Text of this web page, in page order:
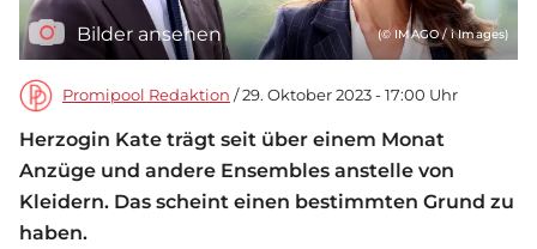
Bilder ansehen (© IMAGO / i Images)
Promipool Redaktion / 29. Oktober 2023 - 17:00 Uhr
Herzogin Kate trägt seit über einem Monat
Anzüge und andere Ensembles anstelle von
Kleidern. Das scheint einen bestimmten Grund zu
haben.